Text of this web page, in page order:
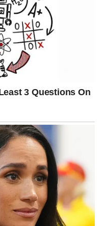
pavlaku, šećer u prahu
dok smesa ne postane